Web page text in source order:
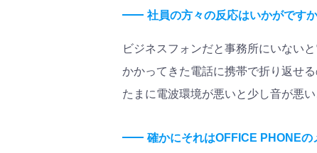
社員の方々の反応はいかがです
ビジネスフォンだと事務所にいない
かかってきた電話に携帯で折り返せる
たまに電波環境が悪いと少し音が悪
確かにそれはOFFICE PHONEの